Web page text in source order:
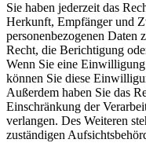
Sie haben jederzeit das
Herkunft, Empfänger und
personenbezogenen Daten
Recht, die Berichtigung
Wenn Sie eine
können Sie diese
Außerdem haben Sie das
Einschränkung der
verlangen. Des Weiteren
zuständigen